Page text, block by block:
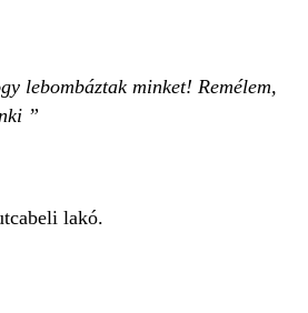
lebombáztak minket! Remélem,
lakó.